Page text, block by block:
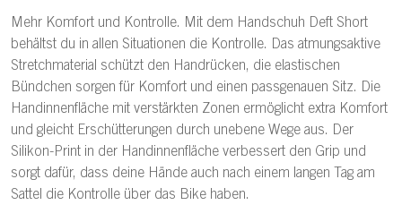
Mehr Komfort und Kontrolle. Mit dem Handschuh Deft Short
behältst du in allen Situationen die Kontrolle. Das atmungsaktive
Stretchmaterial schützt den Handrücken, die elastischen
Bündchen sorgen für Komfort und einen passgenauen Sitz. Die
Handinnenfläche mit verstärkten Zonen ermöglicht extra Komfort
und gleicht Erschütterungen durch unebene Wege aus. Der
Silikon-Print in der Handinnenfläche verbessert den Grip und
sorgt dafür, dass deine Hände auch nach einem langen Tag am
Sattel die Kontrolle über das Bike haben.